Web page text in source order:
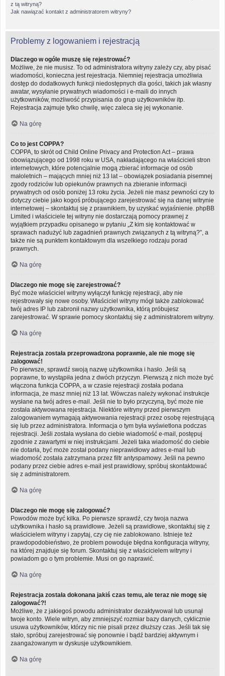
z tą witryną?
Jak nawiązać kontakt z administratorem witryny?
Problemy z logowaniem i rejestracją
Dlaczego w ogóle muszę się rejestrować?
Możliwe, że nie musisz. To od administratora witryny zależy czy, aby pisać
wiadomości, konieczna jest rejestracja. Niemniej rejestracja umożliwia
dostęp do dodatkowych funkcji niedostępnych dla gości, takich jak własny
awatar, wysyłanie prywatnych wiadomości i e-maili do innych
użytkowników, możliwość przypisania do grup użytkowników itp.
Rejestracja zajmuje tylko chwilę, więc zaleca się jej wykonanie.
Na górę
Co to jest COPPA?
COPPA, to skrót od Child Online Privacy and Protection Act – prawa
obowiązującego od 1998 roku w USA, nakładającego na właścicieli stron
internetowych, które potencjalnie mogą zbierać informacje od osób
małoletnich – mających mniej niż 13 lat – obowiązek posiadania pisemnej
zgody rodziców lub opiekunów prawnych na zbieranie informacji
prywatnych od osób poniżej 13 roku życia. Jeżeli nie masz pewności czy to
dotyczy ciebie jako kogoś próbującego zarejestrować się na danej witrynie
internetowej – skontaktuj się z prawnikiem, by uzyskać wyjaśnienie. phpBB
Limited i właściciele tej witryny nie dostarczają pomocy prawnej z
wyjątkiem przypadku opisanego w pytaniu „Z kim się kontaktować w
sprawach nadużyć lub zagadnień prawnych związanych z tą witryną?”, a
także nie są punktem kontaktowym dla wszelkiego rodzaju porad
prawnych.
Na górę
Dlaczego nie mogę się zarejestrować?
Być może właściciel witryny wyłączył funkcję rejestracji, aby nie
rejestrowały się nowe osoby. Właściciel witryny mógł także zablokować
twój adres IP lub zabronił nazwy użytkownika, którą próbujesz
zarejestrować. W sprawie pomocy skontaktuj się z administratorem witryny.
Na górę
Rejestracja została przeprowadzona poprawnie, ale nie mogę się
zalogować!
Po pierwsze, sprawdź swoją nazwę użytkownika i hasło. Jeśli są
poprawne, to wystąpiła jedna z dwóch przyczyn. Pierwszą z nich może być
włączona funkcja COPPA, a w czasie rejestracji została podana
informacja, że masz mniej niż 13 lat. Wówczas należy wykonać instrukcje
wysłane na twój adres e-mail. Jeśli nie to było przyczyną, być może nie
została aktywowana rejestracja. Niektóre witryny przed pierwszym
zalogowaniem wymagają aktywowania rejestracji przez osobę rejestrującą
się lub przez administratora. Informacja o tym była wyświetlona podczas
rejestracji. Jeśli została wysłana do ciebie wiadomość e-mail, postępuj
zgodnie z zawartymi w niej instrukcjami. Jeżeli taka wiadomość do ciebie
nie dotarła, być może został podany nieprawidłowy adres e-mail lub
wiadomość została zatrzymana przez filtr antyspamowy. Jeśli na pewno
podany przez ciebie adres e-mail jest prawidłowy, spróbuj skontaktować
się z administratorem.
Na górę
Dlaczego nie mogę się zalogować?
Powodów może być kilka. Po pierwsze sprawdź, czy twoja nazwa
użytkownika i hasło są prawidłowe. Jeżeli są prawidłowe, skontaktuj się z
właścicielem witryny i zapytaj, czy cię nie zablokowano. Istnieje też
prawdopodobieństwo, że problem powoduje błędna konfiguracja witryny,
na której znajduje się forum. Skontaktuj się z właścicielem witryny i
powiadom go o tym problemie. Musi on go naprawić.
Na górę
Rejestracja została dokonana jakiś czas temu, ale teraz nie mogę się
zalogować?!
Możliwe, że z jakiegoś powodu administrator dezaktywował lub usunął
twoje konto. Wiele witryn, aby zmniejszyć rozmiar bazy danych, cyklicznie
usuwa użytkowników, którzy nic nie pisali przez dłuższy czas. Jeśli tak się
stało, spróbuj zarejestrować się ponownie i bądź bardziej aktywnym i
zaangażowanym w dyskusje użytkownikiem.
Na górę